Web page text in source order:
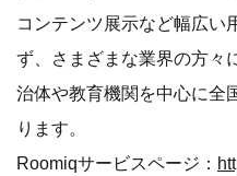
コンテンツ展示など幅広い
ず、さまざまな業界の方々
治体や教育機関を中心に全
ります。
Roomiqサービスページ：